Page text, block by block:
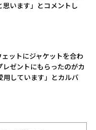
います」とコメントし
ットにジャケットを合わ
ゼントにもらったのがカ
用しています」とカルバ